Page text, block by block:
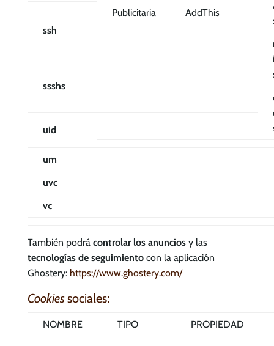
Publicitaria AddThis
ssh
ssshs
uid
um
uvc
vc
También podrá controlar los anunciosy las
tecnologías de seguimientocon la aplicación
Ghostery: https://www.ghostery.com/
Cookiessociales:
NOMBRE TIPO PROPIEDAD